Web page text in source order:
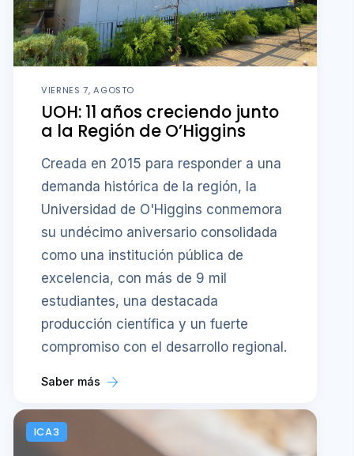
VIERNES 7, AGOSTO
UOH: 11 años creciendo junto
a la Región de O’Higgins
Creada en 2015 para responder a una
demanda histórica de la región, la
Universidad de O'Higgins conmemora
su undécimo aniversario consolidada
como una institución pública de
excelencia, con más de 9 mil
estudiantes, una destacada
producción científica y un fuerte
compromiso con el desarrollo regional.
Saber más
ICA3